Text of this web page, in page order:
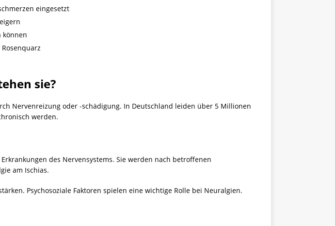
eingesetzt
können
sie?
Nervenreizung oder -schädigung. In Deutschland leiden über 5 Millionen
werden.
des Nervensystems. Sie werden nach betroffenen
am Ischias.
Psychosoziale Faktoren spielen eine wichtige Rolle bei Neuralgien.